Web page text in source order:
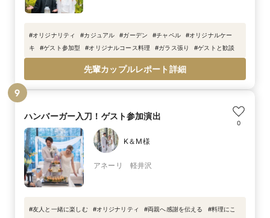
#オリジナリティ #カジュアル #ガーデン #チャペル #オリジナルケー
キ
#ゲスト参加型 #オリジナルコース料理 #ガラス張り #ゲストと歓談
先輩カップルレポート詳細
9
ハンバーガー入刀！ゲスト参加演出
0
K＆M様
アネーリ 軽井沢
#友人と一緒に楽しむ #オリジナリティ #両親へ感謝を伝える #料理にこ